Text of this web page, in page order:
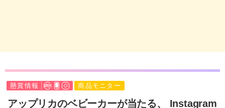
懸賞情報 商品モニター
アップリカのベビーカーが当たる、 Instagram